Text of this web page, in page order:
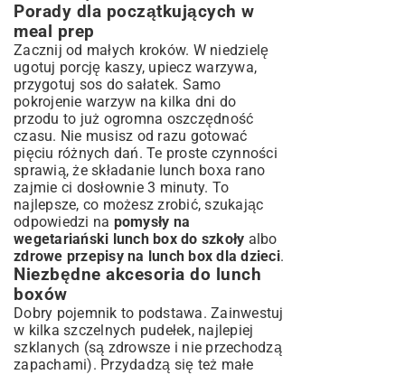
Porady dla początkujących w
meal prep
Zacznij od małych kroków. W niedzielę
ugotuj porcję kaszy, upiecz warzywa,
przygotuj sos do sałatek. Samo
pokrojenie warzyw na kilka dni do
przodu to już ogromna oszczędność
czasu. Nie musisz od razu gotować
pięciu różnych dań. Te proste czynności
sprawią, że składanie lunch boxa rano
zajmie ci dosłownie 3 minuty. To
najlepsze, co możesz zrobić, szukając
odpowiedzi na pomysły na
wegetariański lunch box do szkoły albo
zdrowe przepisy na lunch box dla dzieci.
Niezbędne akcesoria do lunch
boxów
Dobry pojemnik to podstawa. Zainwestuj
w kilka szczelnych pudełek, najlepiej
szklanych (są zdrowsze i nie przechodzą
zapachami). Przydadzą się też małe